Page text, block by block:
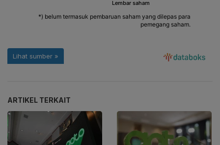
ARTIKEL TERKAIT